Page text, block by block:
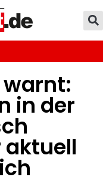
warnt:
in der